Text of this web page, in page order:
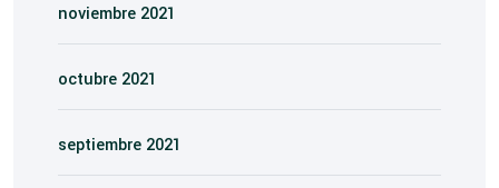
noviembre 2021
octubre 2021
septiembre 2021